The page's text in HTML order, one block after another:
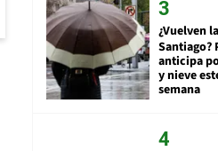
¿Vuelven
Santiago?
anticipa
y nieve
semana